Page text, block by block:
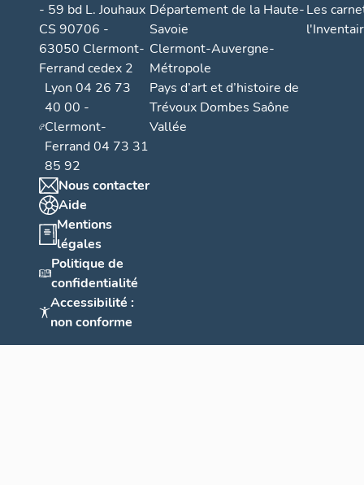
- 59 bd L. Jouhaux
CS 90706 -
63050 Clermont-
Ferrand cedex 2
Lyon 04 26 73
40 00 -
Clermont-
Ferrand 04 73 31
85 92
Nous contacter
Aide
Mentions
légales
Politique de
confidentialité
Accessibilité :
non conforme
Département de la Haute-
Savoie
Clermont-Auvergne-
Métropole
Pays d’art et d’histoire de
Trévoux Dombes Saône
Vallée
Les